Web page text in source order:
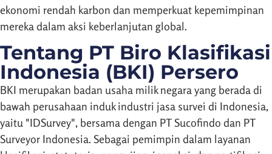
ekonomi rendah karbon dan memperkuat kepemimpinan
mereka dalam aksi keberlanjutan global.
Tentang PT Biro Klasifikasi
Indonesia (BKI) Persero
BKI merupakan badan usaha milik negara yang berada di
bawah perusahaan induk industri jasa survei di Indonesia,
yaitu "IDSurvey", bersama dengan PT Sucofindo dan PT
Surveyor Indonesia. Sebagai pemimpin dalam layanan